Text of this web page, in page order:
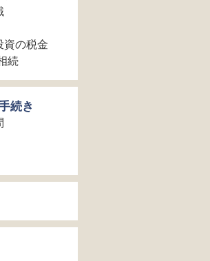
資の税金
続
続き